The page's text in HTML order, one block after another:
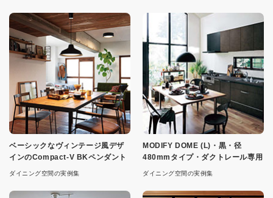
ベーシックなヴィンテージ風デザ
インのCompact-V BKペンダント
ダイニング空間の実例集
MODIFY DOME (L)・黒・径
480mmタイプ・ダクトレール専用
ダイニング空間の実例集